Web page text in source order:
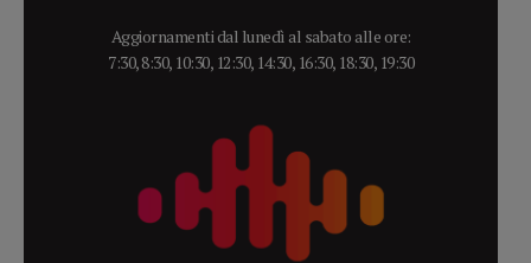
Aggiornamenti dal lunedì al sabato alle ore:
7:30, 8:30, 10:30, 12:30, 14:30, 16:30, 18:30, 19:30